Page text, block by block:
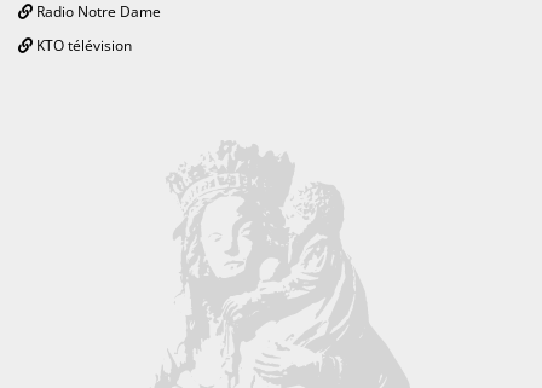
Radio Notre Dame
KTO télévision